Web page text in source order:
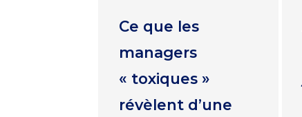
Ce que les
managers
« toxiques »
révèlent d’une